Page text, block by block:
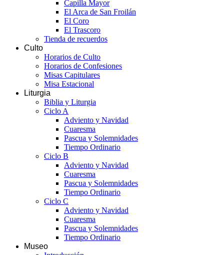
Capilla Mayor
El Arca de San Froilán
El Coro
El Trascoro
Tienda de recuerdos
Culto
Horarios de Culto
Horarios de Confesiones
Misas Capitulares
Misa Estacional
Liturgia
Biblia y Liturgia
Ciclo A
Adviento y Navidad
Cuaresma
Pascua y Solemnidades
Tiempo Ordinario
Ciclo B
Adviento y Navidad
Cuaresma
Pascua y Solemnidades
Tiempo Ordinario
Ciclo C
Adviento y Navidad
Cuaresma
Pascua y Solemnidades
Tiempo Ordinario
Museo